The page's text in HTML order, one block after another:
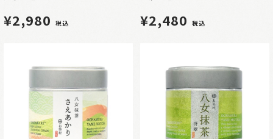
¥2,980 税込 ¥2,480 税込